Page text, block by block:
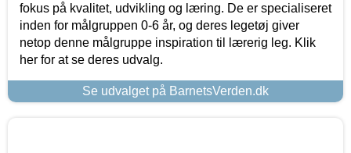
fokus på kvalitet, udvikling og læring. De er specialiseret
inden for målgruppen 0-6 år, og deres legetøj giver
netop denne målgruppe inspiration til lærerig leg. Klik
her for at se deres udvalg.
Se udvalget på BarnetsVerden.dk